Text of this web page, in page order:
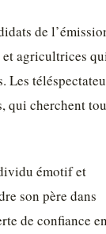
de
et agricultrices
Les
qui cherchent
émotif et
son père dans
de confiance